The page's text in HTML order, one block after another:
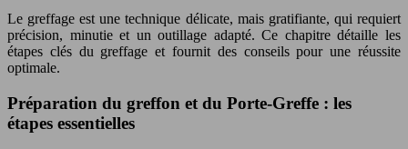
Le greffage est une technique délicate, mais gratifiante, qui requiert
précision, minutie et un outillage adapté. Ce chapitre détaille les
étapes clés du greffage et fournit des conseils pour une réussite
optimale.
Préparation du greffon et du Porte-Greffe : les
étapes essentielles